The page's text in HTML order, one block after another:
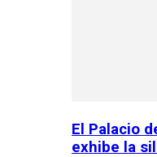
El Palacio
exhibe la